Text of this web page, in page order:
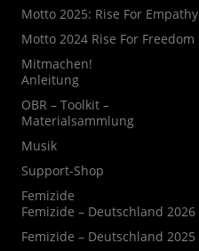
Motto 2025: Rise For Empathy
Motto 2024 Rise For Freedom
Mitmachen!
Anleitung
OBR – Toolkit –
Materialsammlung
Musik
Support-Shop
Femizide
Femizide – Deutschland 2026
Femizide – Deutschland 2025